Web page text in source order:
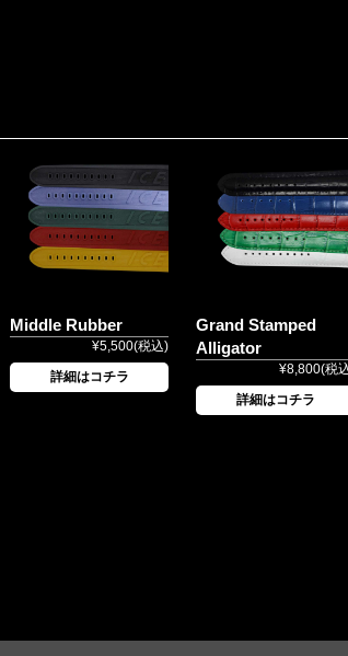
Middle Rubber
¥5,500(税込)
詳細はコチラ
Grand Stamped
Alligator
¥8,800(税
詳細はコチラ